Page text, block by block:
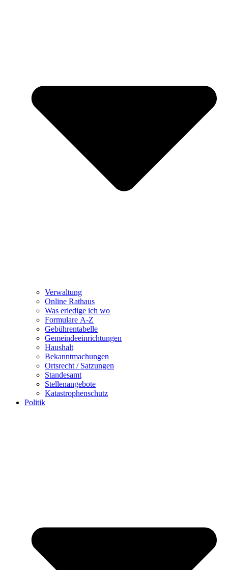
Verwaltung
Online Rathaus
Was erledige ich wo
Formulare A-Z
Gebührentabelle
Gemeindeeinrichtungen
Haushalt
Bekanntmachungen
Ortsrecht / Satzungen
Standesamt
Stellenangebote
Katastrophenschutz
Politik